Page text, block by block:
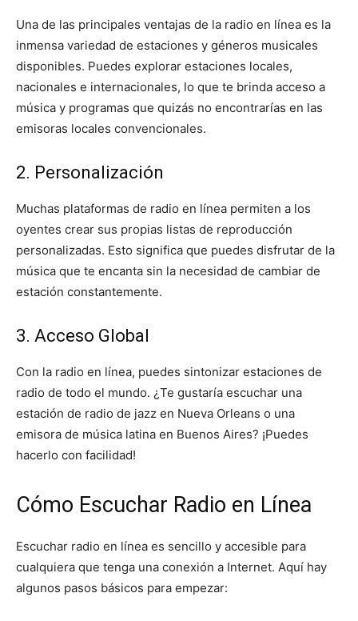
Una de las principales ventajas de la radio en línea es la
inmensa variedad de estaciones y géneros musicales
disponibles. Puedes explorar estaciones locales,
nacionales e internacionales, lo que te brinda acceso a
música y programas que quizás no encontrarías en las
emisoras locales convencionales.
2. Personalización
Muchas plataformas de radio en línea permiten a los
oyentes crear sus propias listas de reproducción
personalizadas. Esto significa que puedes disfrutar de la
música que te encanta sin la necesidad de cambiar de
estación constantemente.
3. Acceso Global
Con la radio en línea, puedes sintonizar estaciones de
radio de todo el mundo. ¿Te gustaría escuchar una
estación de radio de jazz en Nueva Orleans o una
emisora de música latina en Buenos Aires? ¡Puedes
hacerlo con facilidad!
Cómo Escuchar Radio en Línea
Escuchar radio en línea es sencillo y accesible para
cualquiera que tenga una conexión a Internet. Aquí hay
algunos pasos básicos para empezar: